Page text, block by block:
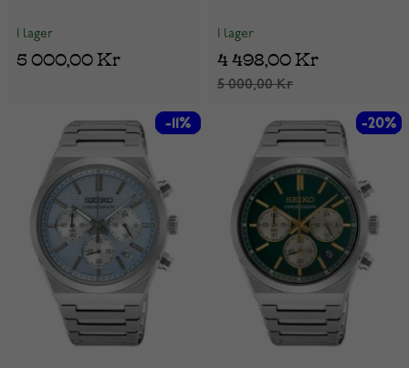
I lager
5 000,00 Kr
I lager
5 000,00 Kr
4 498,00 Kr
-11%
-11% -20%
-20%